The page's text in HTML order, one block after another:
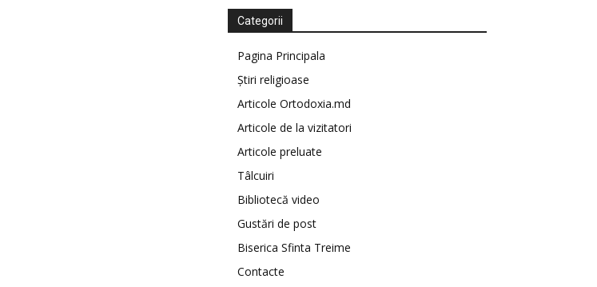
Categorii
Pagina Principala
Știri religioase
Articole Ortodoxia.md
Articole de la vizitatori
Articole preluate
Tâlcuiri
Bibliotecă video
Gustări de post
Biserica Sfinta Treime
Contacte